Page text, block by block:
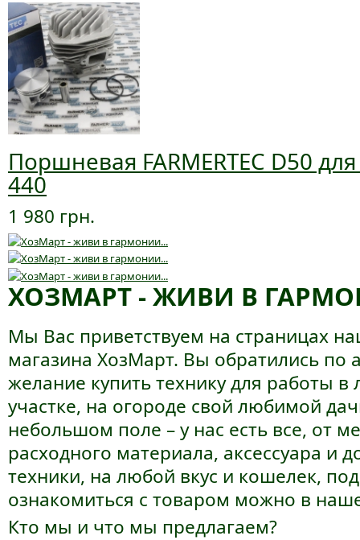
Поршневая FARMERTEC D50
440
1 980 грн.
ХОЗМАРТ - ЖИВИ В
Мы Вас приветствуем на страницах
магазина ХозМарт. Вы обратились по
желание купить технику для работы в
участке, на огороде свой любимой
небольшом поле – у нас есть все, от
расходного материала, аксессуара и
техники, на любой вкус и кошелек,
ознакомиться с товаром можно в
Кто мы и что мы предлагаем?